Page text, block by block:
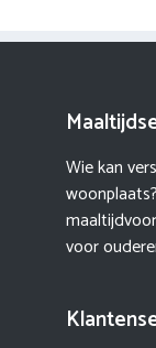
Wie kan
voor